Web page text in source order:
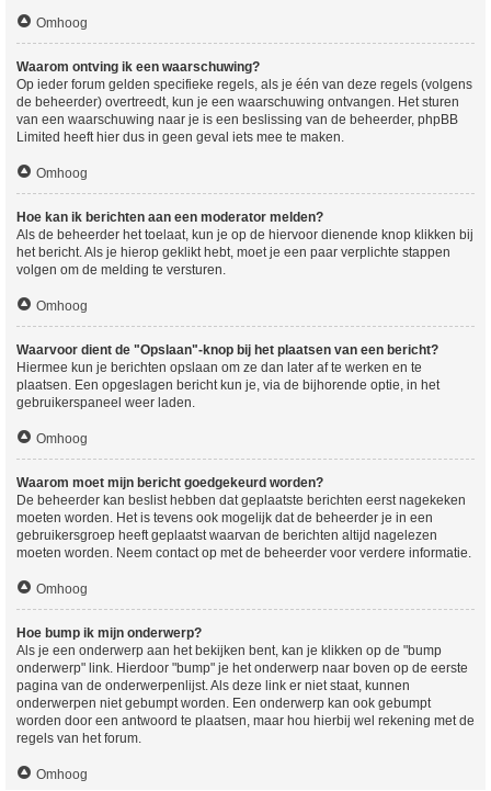
Omhoog
Waarom ontving ik een waarschuwing?
Op ieder forum gelden specifieke regels, als je één van deze regels (volgens
de beheerder) overtreedt, kun je een waarschuwing ontvangen. Het sturen
van een waarschuwing naar je is een beslissing van de beheerder, phpBB
Limited heeft hier dus in geen geval iets mee te maken.
Omhoog
Hoe kan ik berichten aan een moderator melden?
Als de beheerder het toelaat, kun je op de hiervoor dienende knop klikken bij
het bericht. Als je hierop geklikt hebt, moet je een paar verplichte stappen
volgen om de melding te versturen.
Omhoog
Waarvoor dient de "Opslaan"-knop bij het plaatsen van een bericht?
Hiermee kun je berichten opslaan om ze dan later af te werken en te
plaatsen. Een opgeslagen bericht kun je, via de bijhorende optie, in het
gebruikerspaneel weer laden.
Omhoog
Waarom moet mijn bericht goedgekeurd worden?
De beheerder kan beslist hebben dat geplaatste berichten eerst nagekeken
moeten worden. Het is tevens ook mogelijk dat de beheerder je in een
gebruikersgroep heeft geplaatst waarvan de berichten altijd nagelezen
moeten worden. Neem contact op met de beheerder voor verdere informatie.
Omhoog
Hoe bump ik mijn onderwerp?
Als je een onderwerp aan het bekijken bent, kan je klikken op de "bump
onderwerp" link. Hierdoor "bump" je het onderwerp naar boven op de eerste
pagina van de onderwerpenlijst. Als deze link er niet staat, kunnen
onderwerpen niet gebumpt worden. Een onderwerp kan ook gebumpt
worden door een antwoord te plaatsen, maar hou hierbij wel rekening met de
regels van het forum.
Omhoog